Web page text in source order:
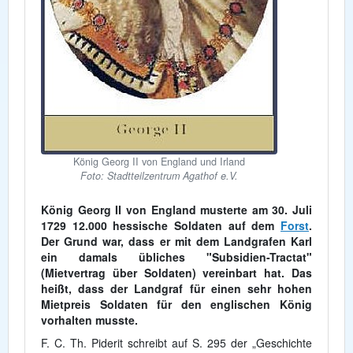
König Georg II von England und Irland
Foto: Stadtteilzentrum Agathof e.V.
König Georg II von England musterte am 30. Juli
1729 12.000 hessische Soldaten auf dem Forst.
Der Grund war, dass er mit dem Landgrafen Karl
ein damals übliches "Subsidien-Tractat"
(Mietvertrag über Soldaten) vereinbart hat. Das
heißt, dass der Landgraf für einen sehr hohen
Mietpreis Soldaten für den englischen König
vorhalten musste.
F. C. Th. Piderit schreibt auf S. 295 der „Geschichte